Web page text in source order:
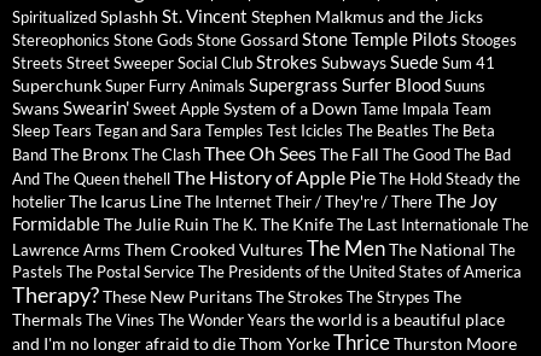
SpiritualizedSplashh St. Vincent Stephen Malkmus and the Jicks
Stereophonics Stone Gods Stone GossardStone Temple Pilots Stooges
Streets Street Sweeper Social ClubStrokes SubwaysSuedeSum 41
SuperchunkSuper Furry Animals Supergrass Surfer BloodSuuns
SwansSwearin'Sweet AppleSystem of a Down Tame Impala Team
SleepTears Tegan and Sara Temples Test Icicles The Beatles The Beta
BandThe BronxThe ClashThee Oh SeesThe Fall The Good The Bad
And The QueenthehellThe History of Apple PieThe Hold Steadythe
hotelierThe Icarus LineThe InternetTheir / They're / ThereThe Joy
FormidableThe Julie Ruin The K. The KnifeThe Last InternationaleThe
Lawrence Arms Them Crooked VulturesThe MenThe National The
Pastels The Postal ServiceThe Presidents of the United States of America
Therapy?These New PuritansThe StrokesThe Strypes The
ThermalsThe Vines The Wonder Years the world is a beautiful place
and I'm no longer afraid to dieThom YorkeThriceThurston Moore